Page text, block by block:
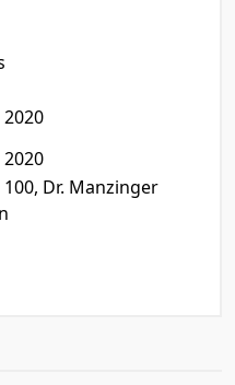
2020
2020
Dr. Manzinger